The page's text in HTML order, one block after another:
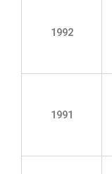
1992
1991